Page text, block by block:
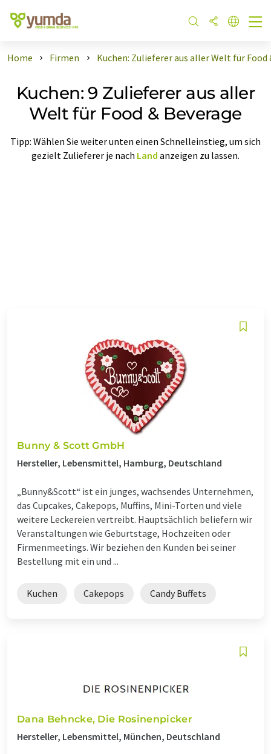
Home Firmen Kuchen: Zulieferer aus aller Welt für Food
Kuchen: 9 Zulieferer aus aller
Welt für Food & Beverage
Tipp: Wählen Sie weiter unten einen Schnelleinstieg, um sich
gezielt Zulieferer je nach Land anzeigen zu lassen.
Bunny & Scott GmbH
Hersteller, Lebensmittel, Hamburg, Deutschland
„Bunny&Scott“ ist ein junges, wachsendes Unternehmen,
das Cupcakes, Cakepops, Muffins, Mini-Torten und viele
weitere Leckereien vertreibt. Hauptsächlich beliefern wir
Veranstaltungen wie Geburtstage, Hochzeiten oder
Firmenmeetings. Wir beziehen den Kunden bei seiner
Bestellung mit ein und ...
Kuchen Cakepops Candy Buffets
Dana Behncke, Die Rosinenpicker
Hersteller, Lebensmittel, München, Deutschland